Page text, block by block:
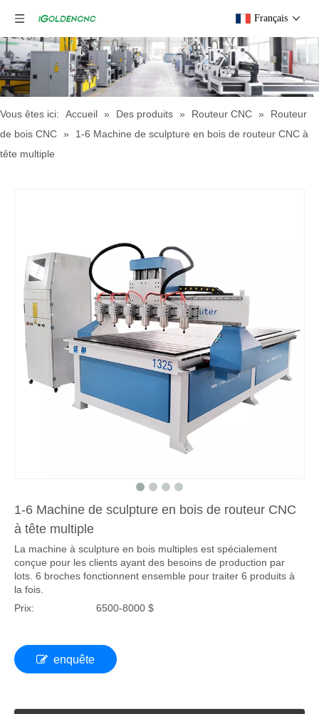
Français
Vous êtes ici: Accueil » Des produits » Routeur CNC »
Routeur
de bois CNC »
1-6 Machine de sculpture en bois de routeur CNC à
tête multiple
1-6 Machine de sculpture en bois de routeur CNC
à tête multiple
La machine à sculpture en bois multiples est spécialement
conçue pour les clients ayant des besoins de production par
lots. 6 broches fonctionnent ensemble pour traiter 6 produits à
la fois.
Prix:
6500-8000 $
enquête